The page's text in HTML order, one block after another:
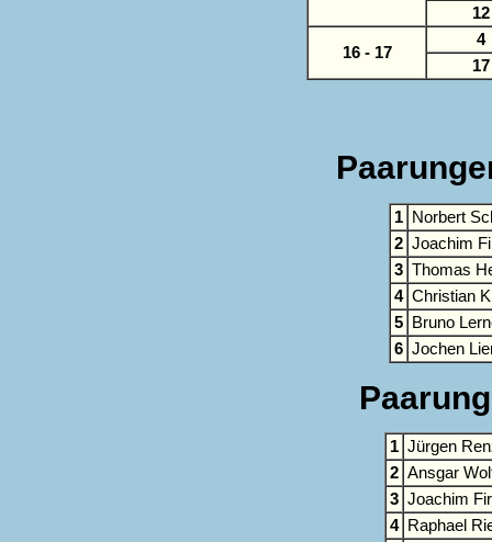
12
16 - 17
4
17
1
Norbert
2 Joachim
3 Thomas
4 Christian
5
Bruno
6 Jochen
1 Jürgen
2 Ansgar
3 Joachim
4
Raphael